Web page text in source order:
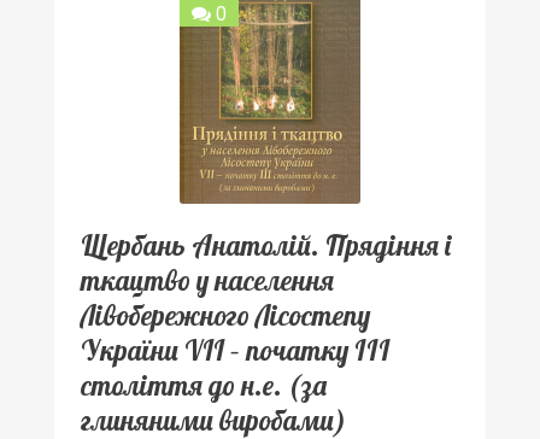
0
Щербань Анатолій. Прядіння і
ткацтво у населення
Лівобережного Лісостепу
України VII – початку ІІІ
століття до н.е. (за
глиняними виробами)